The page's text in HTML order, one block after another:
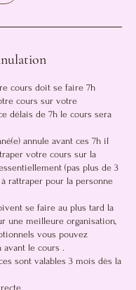
cours doit se faire 7h
cours sur votre
délais de 7h le cours sera
annule avant ces 7h il
votre cours sur la
(pas plus de 3
à rattraper pour la personne
se faire au plus tard la
une meilleure organisation,
vous pouvez
avant le cours .
sont valables 3 mois dès la